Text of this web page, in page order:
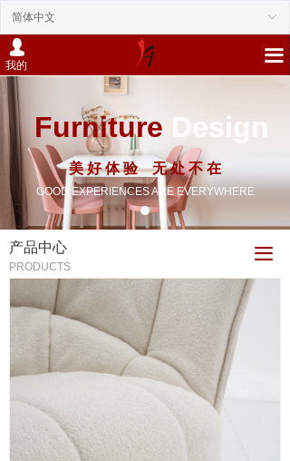
넙
我的 끀
ꀅ
简体中文
Furniture Design
美 好 体 验 无 处 不 在
GOOD EXPERIENCES ARE EVERYWHERE
产品中心
PRODUCTS
끀